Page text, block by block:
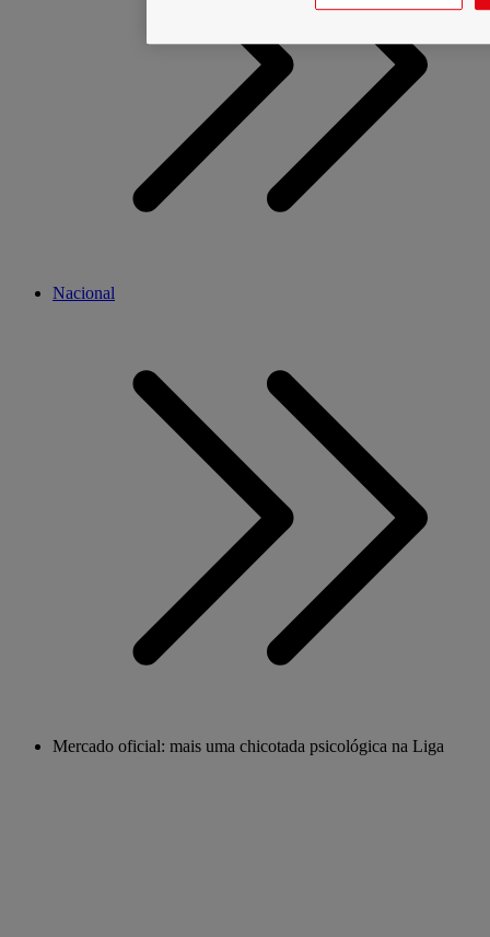
Nacional
Mercado oficial: mais uma chicotada psicológica na Liga